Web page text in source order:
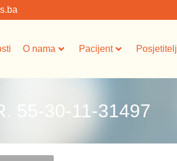
O nama Pacijent Posjetitelj
55-30-11-31497